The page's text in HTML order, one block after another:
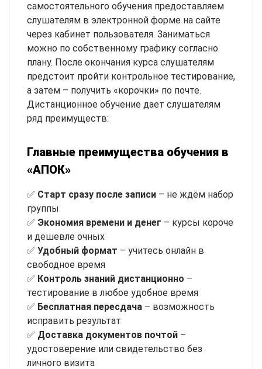
самостоятельного обучения предоставляем
слушателям в электронной форме на сайте
через кабинет пользователя. Заниматься
можно по собственному графику согласно
плану. После окончания курса слушателям
предстоит пройти контрольное тестирование,
а затем – получить «корочки» по почте.
Дистанционное обучение дает слушателям
ряд преимуществ:
Главные преимущества обучения в
«АПОК»
✅ Старт сразу после записи – не ждём набор
группы
✅ Экономия времени и денег – курсы короче
и дешевле очных
✅ Удобный формат – учитесь онлайн в
свободное время
✅ Контроль знаний дистанционно –
тестирование в любое удобное время
✅ Бесплатная пересдача – возможность
исправить результат
✅ Доставка документов почтой –
удостоверение или свидетельство без
личного визита